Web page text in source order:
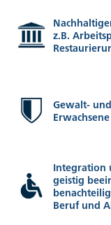
z.B.
Gewalt-
Erwachsene
Integration
geistig
Beruf und